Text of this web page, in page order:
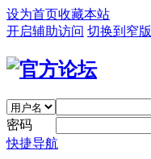
设为首页收藏本站
开启辅助访问 切换到窄版
密码
快捷导航